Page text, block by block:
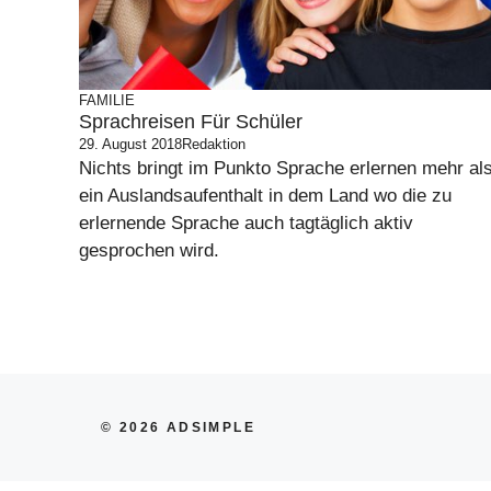
FAMILIE
Sprachreisen Für Schüler
29. August 2018Redaktion
Nichts bringt im Punkto Sprache erlernen mehr
ein Auslandsaufenthalt in dem Land wo die zu
erlernende Sprache auch tagtäglich aktiv
gesprochen wird.
© 2026 ADSIMPLE